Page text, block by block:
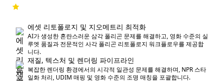
에셋 리토폴로지 및 지오메트리 최적화
AI가 생성한 혼란스러운 삼각 폴리곤 문제를 해결하고, 영화 수준의 실
루엣 품질과 전문적인 사각 폴리곤 리토폴로지 워크플로우를 제공합
니다.
재질, 텍스처 및 렌더링 파이프라인
복잡한 렌더링 환경에서의 시각적 일관성 문제를 해결하며, NPR 스타
일화 처리, UDIM 매핑 및 영화 수준의 조명 매칭을 포괄합니다.